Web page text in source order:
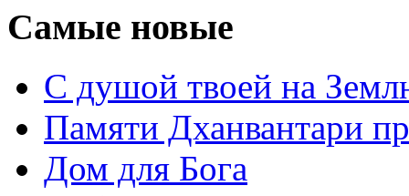
Самые новые
С душой твоей на
Памяти Дханвантари
Дом для Бога